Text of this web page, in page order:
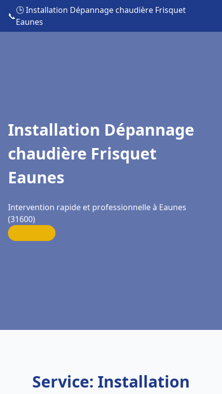
📞
🕒 Installation Dépannage chaudière Frisquet
Eaunes
Installation Dépannage
chaudière Frisquet
Eaunes
Intervention rapide et professionnelle à Eaunes
(31600)
Service: Installation